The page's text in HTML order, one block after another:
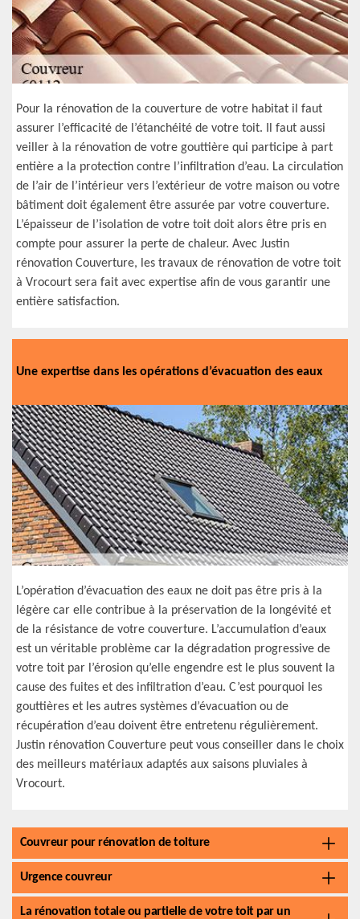
Pour la rénovation de la couverture de votre habitat il faut
assurer l’efficacité de l’étanchéité de votre toit. Il faut aussi
veiller à la rénovation de votre gouttière qui participe à part
entière a la protection contre l’infiltration d’eau. La circulation
de l’air de l’intérieur vers l’extérieur de votre maison ou votre
bâtiment doit également être assurée par votre couverture.
L’épaisseur de l’isolation de votre toit doit alors être pris en
compte pour assurer la perte de chaleur. Avec Justin
rénovation Couverture, les travaux de rénovation de votre toit
à Vrocourt sera fait avec expertise afin de vous garantir une
entière satisfaction.
Une expertise dans les opérations d’évacuation des eaux
L’opération d’évacuation des eaux ne doit pas être pris à la
légère car elle contribue à la préservation de la longévité et
de la résistance de votre couverture. L’accumulation d’eaux
est un véritable problème car la dégradation progressive de
votre toit par l’érosion qu’elle engendre est le plus souvent la
cause des fuites et des infiltration d’eau. C’est pourquoi les
gouttières et les autres systèmes d’évacuation ou de
récupération d’eau doivent être entretenu régulièrement.
Justin rénovation Couverture peut vous conseiller dans le choix
des meilleurs matériaux adaptés aux saisons pluviales à
Vrocourt.
Couvreur pour rénovation de toiture
Urgence couvreur
La rénovation totale ou partielle de votre toit par un